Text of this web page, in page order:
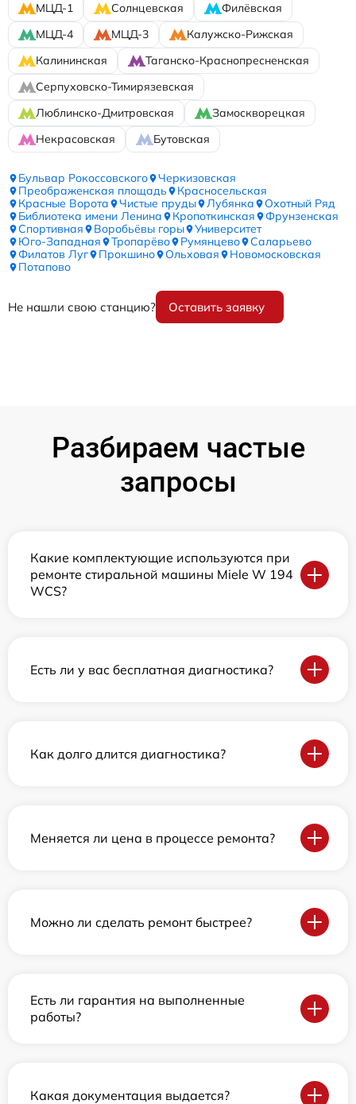
МЦД-1
Солнцевская
Филёвская
МЦД-4
МЦД-3
Калужско-Рижская
Калининская
Таганско-Краснопресненская
Серпуховско-Тимирязевская
Люблинско-Дмитровская
Замоскворецкая
Некрасовская
Бутовская
Бульвар Рокоссовского
Черкизовская
Преображенская площадь
Красносельская
Красные Ворота
Чистые пруды Лубянка
Охотный Ряд
Библиотека имени Ленина
Кропоткинская
Фрунзенская
Спортивная
Воробьёвы горы
Университет
Юго-Западная
Тропарёво Румянцево
Саларьево
Филатов Луг
Прокшино Ольховая
Новомосковская
Потапово
Не нашли свою станцию? Оставить заявку
Разбираем частые
запросы
Какие комплектующие используются при
ремонте стиральной машины Miele W 194
WCS?
Есть ли у вас бесплатная диагностика?
Как долго длится диагностика?
Меняется ли цена в процессе ремонта?
Можно ли сделать ремонт быстрее?
Есть ли гарантия на выполненные
работы?
Какая документация выдается?